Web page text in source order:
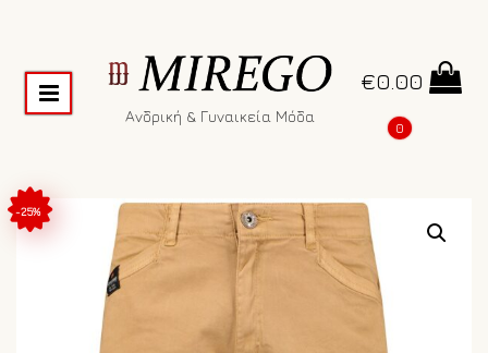
Ανδρική & Γυναικεία Μόδα
€0.00
0
-25%